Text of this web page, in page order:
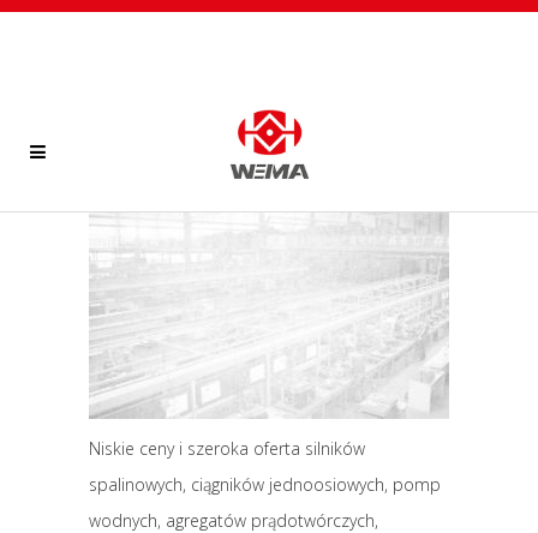
Niskie ceny i szeroka oferta silników
spalinowych, ciągników jednoosiowych, pomp
wodnych, agregatów prądotwórczych,